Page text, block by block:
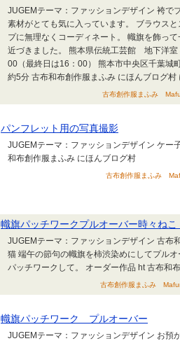
JUGEMテーマ：ファッションデザイン 袴で
素材がとても気に入っています。 ブラウス
プに無理なくコーディネート。 幟旗を飾っ
近づきました。 熊本県伝統工芸館 地下洋
00（最終日は16：00） 熊本市中央区千葉城
約5分 古布和布創作服まふみ にほんブログ村
古布創作服まふみ
パンフレット用の写真撮影
JUGEMテーマ：ファッションデザイン ケー
和布創作服まふみ にほんブログ村
古布創作服まふみ
幟旗パッチワークプルオーバー時々ね
JUGEMテーマ：ファッションデザイン 古布
猫 端午の節句の幟旗を柿渋染めにしてプル
パッチワークして。 オーダー作品 ht 古布和
古布創作服まふみ
幟旗パッチワーク プルオーバー
JUGEMテーマ：ファッションデザイン お預